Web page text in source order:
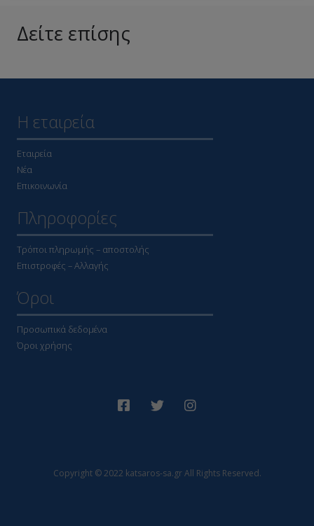
Δείτε επίσης
Η εταιρεία
Εταιρεία
Νέα
Επικοινωνία
Πληροφορίες
Τρόποι πληρωμής – αποστολής
Επιστροφές – Αλλαγής
Όροι
Προσωπικά δεδομένα
Όροι χρήσης
Copyright © 2022 katsaros-sa.gr All Rights Reserved.